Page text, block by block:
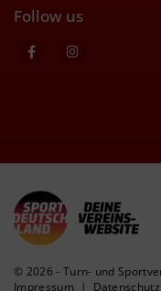
Follow us
© 2026 - Turn- und
Impressum | Datenschutz